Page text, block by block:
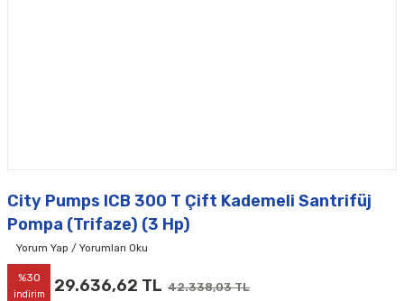
City Pumps ICB 300 T Çift Kademeli Santrifüj
Pompa (Trifaze) (3 Hp)
Yorum Yap / Yorumları Oku
%30
indirim 29.636,62 TL 42.338,03 TL